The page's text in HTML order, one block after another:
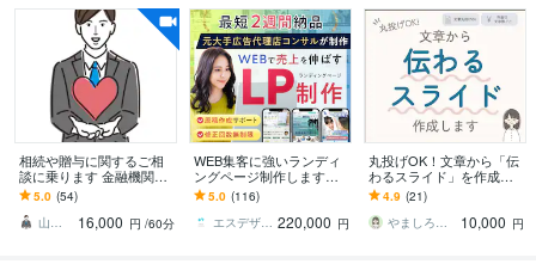
相続や贈与に関するご相
談に乗ります 金融機関に
相談すると、手数料の高
いサービスを勧誘されま
す！
5.0 (54)
山田ゆうき ＠お金のかかりつけ医
16,000 円 /60分
WEB集客に強いランディ
ングページ制作します
【公式PRO認定済】広告
成果を最大化するLPを制
作します
5.0 (116)
エスデザインマーケティング 220,000 円
丸投げOK！文章から「伝
わるスライド」を作成し
ます 現役国語教員が要点
整理＆デザイン。伝わる
資料に整えます
4.9 (21)
やましろゆうこ（山城優子）｜現役国語教員
10,000 円